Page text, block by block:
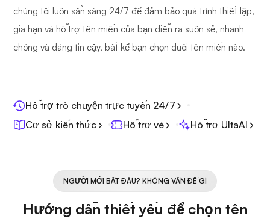
chúng tôi luôn sẵn sàng 24/7 để đảm bảo quá trình thiết lập,
gia hạn và hỗ trợ tên miền của bạn diễn ra suôn sẻ, nhanh
chóng và đáng tin cậy, bất kể bạn chọn đuôi tên miền nào.
Hỗ trợ trò chuyện trực tuyến 24/7
Cơ sở kiến thức
Hỗ trợ vé Hỗ trợ UltaAI
NGƯỜI MỚI BẮT ĐẦU? KHÔNG VẤN ĐỀ GÌ
Hướng dẫn thiết yếu để chọn tên